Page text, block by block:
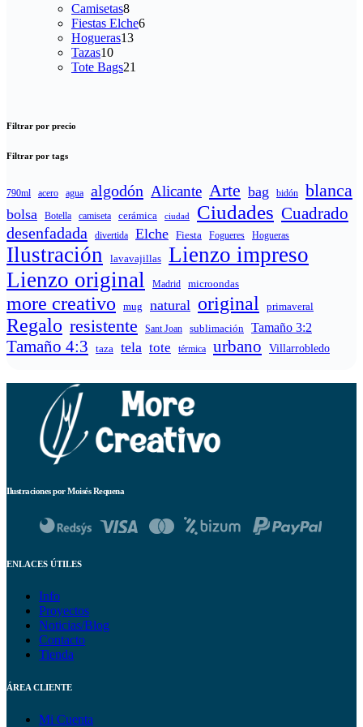
productos
Camisetas88
productos
Fiestas Elche66
Hogueras1313
Tazas1010
productos
Tote Bags21
Filtrar por precio
Filtrar por tags
790ml acero agua algodón Alicante Arte bag bidón blanca
bolsa Botella camiseta cerámica ciudad Ciudades Cuadrado
desenfadada divertida Elche Fiesta Fogueres Hogueras
Ilustración lavavajillas Lienzo impreso
Lienzo original
Madrid microondas
more creativo mug natural original primaveral
Regalo resistente Sant Joan sublimación Tamaño 3:2
Tamaño 4:3 taza tela tote térmica urbano Villarrobledo
Ilustraciones por Moisés Requena
ENLACES ÚTILES
Info
Proyectos
Noticias/Blog
Contacto
Tienda
ÁREA CLIENTE
Mi Cuenta